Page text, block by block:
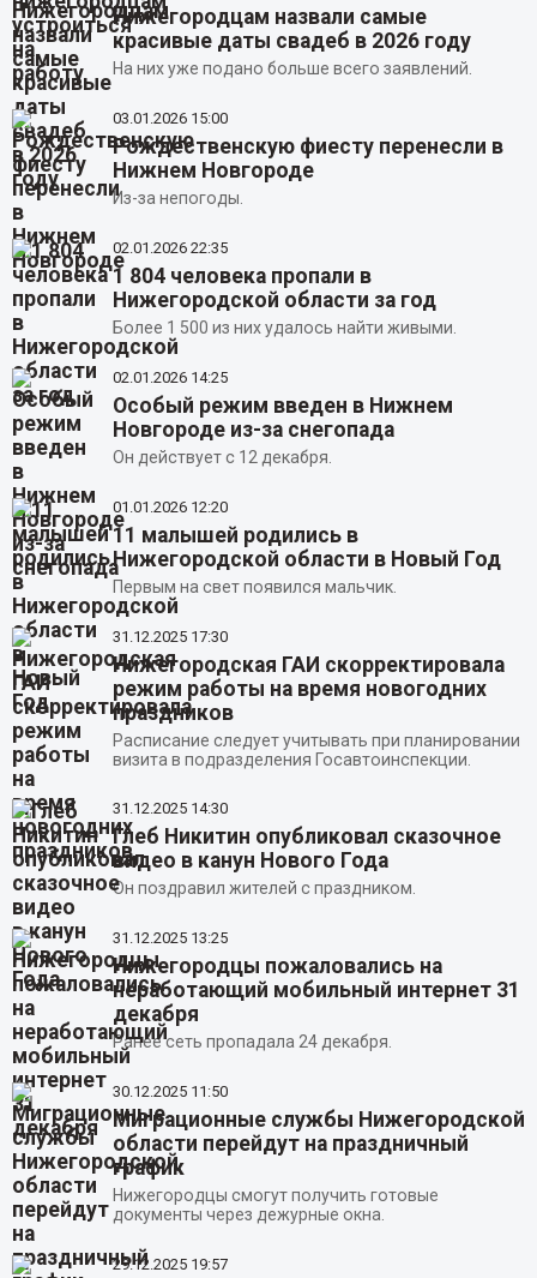
Нижегородцам назвали самые
красивые даты свадеб в 2026 году
На них уже подано больше всего заявлений.
03.01.2026 15:00
Рождественскую фиесту перенесли в
Нижнем Новгороде
Из-за непогоды.
02.01.2026 22:35
1 804 человека пропали в
Нижегородской области за год
Более 1 500 из них удалось найти живыми.
02.01.2026 14:25
Особый режим введен в Нижнем
Новгороде из-за снегопада
Он действует с 12 декабря.
01.01.2026 12:20
11 малышей родились в
Нижегородской области в Новый Год
Первым на свет появился мальчик.
31.12.2025 17:30
Нижегородская ГАИ скорректировала
режим работы на время новогодних
праздников
Расписание следует учитывать при планировании
визита в подразделения Госавтоинспекции.
31.12.2025 14:30
Глеб Никитин опубликовал сказочное
видео в канун Нового Года
Он поздравил жителей с праздником.
31.12.2025 13:25
Нижегородцы пожаловались на
неработающий мобильный интернет 31
декабря
Ранее сеть пропадала 24 декабря.
30.12.2025 11:50
Миграционные службы Нижегородской
области перейдут на праздничный
график
Нижегородцы смогут получить готовые
документы через дежурные окна.
29.12.2025 19:57